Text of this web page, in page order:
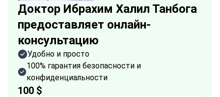
Доктор Ибрахим Халил Танбога
предоставляет онлайн-
консультацию
Удобно и просто
100% гарантия безопасности и
конфиденциальности
100 $